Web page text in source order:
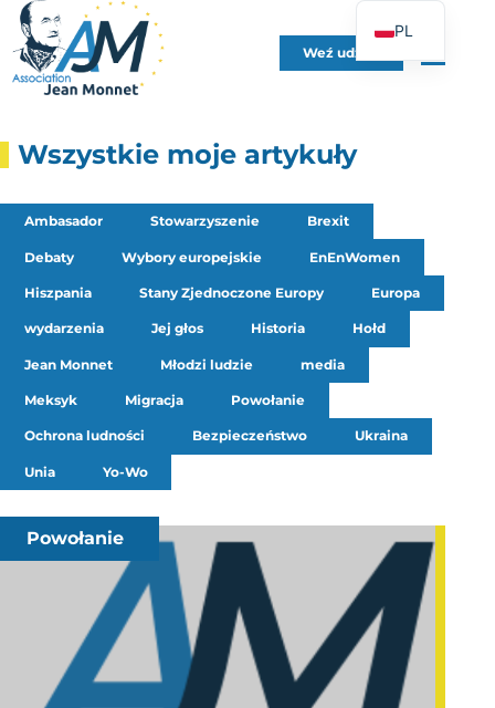
Weź udział
Wszystkie moje artykuły
Ambasador Stowarzyszenie Brexit
Debaty Wybory europejskie EnEnWomen
Hiszpania Stany Zjednoczone Europy Europa
wydarzenia Jej głos Historia Hołd
Jean Monnet Młodzi ludzie media
Meksyk Migracja Powołanie
Ochrona ludności Bezpieczeństwo Ukraina
Unia Yo-Wo
Powołanie
PL
FR
UK